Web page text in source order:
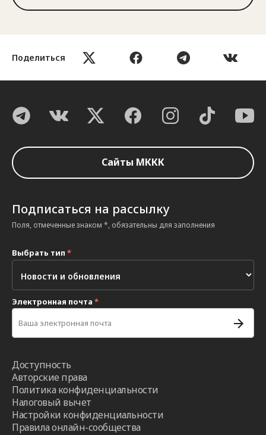
Поделиться
Сайты МККК
Подписаться на рассылку
Поля, отмеченные знаком *, обязательны для заполнения
Выбрать тип *
Электронная почта *
Доступность
Авторские права
Политика конфиденциальности
Налоговый вычет
Настройки конфиденциальности
Правила онлайн-сообщества